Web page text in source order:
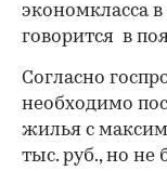
экономкласса
говорится в
Согласно
необходимо
жилья с
тыс. руб., но